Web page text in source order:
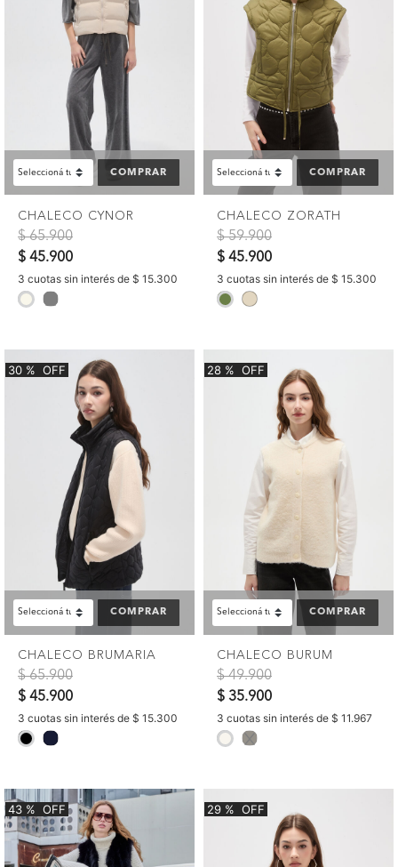
COMPRAR
CHALECO CYNOR
Precio reducido de
$ 65.900a
$ 45.900
3 cuotas sin interés de $ 15.300
selected
COMPRAR
CHALECO ZORATH
Precio reducido de
$ 59.900a
$ 45.900
3 cuotas sin interés de $ 15.300
selected
30 % OFF
COMPRAR
CHALECO BRUMARIA
Precio reducido de
$ 65.900a
$ 45.900
3 cuotas sin interés de $ 15.300
selected
28 % OFF
COMPRAR
CHALECO BURUM
Precio reducido de
$ 49.900a
$ 35.900
3 cuotas sin interés de $ 11.967
selected
43 % OFF 29 % OFF